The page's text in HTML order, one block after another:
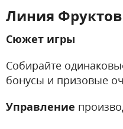
Линия Фруктов
Сюжет игры
Собирайте
бонусы и призовые
Управление